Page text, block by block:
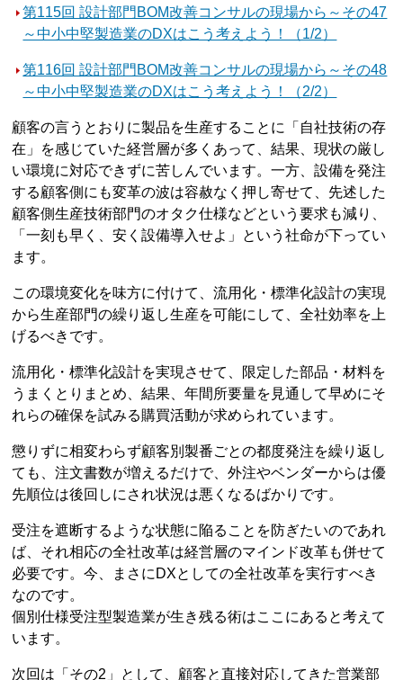
第115回 設計部門BOM改善コンサルの現場から～その47
～中小中堅製造業のDXはこう考えよう！（1/2）
第116回 設計部門BOM改善コンサルの現場から～その48
～中小中堅製造業のDXはこう考えよう！（2/2）
顧客の言うとおりに製品を生産することに「自社技術の存
在」を感じていた経営層が多くあって、結果、現状の厳し
い環境に対応できずに苦しんでいます。一方、設備を発注
する顧客側にも変革の波は容赦なく押し寄せて、先述した
顧客側生産技術部門のオタク仕様などという要求も減り、
「一刻も早く、安く設備導入せよ」という社命が下ってい
ます。
この環境変化を味方に付けて、流用化・標準化設計の実現
から生産部門の繰り返し生産を可能にして、全社効率を上
げるべきです。
流用化・標準化設計を実現させて、限定した部品・材料を
うまくとりまとめ、結果、年間所要量を見通して早めにそ
れらの確保を試みる購買活動が求められています。
懲りずに相変わらず顧客別製番ごとの都度発注を繰り返し
ても、注文書数が増えるだけで、外注やベンダーからは優
先順位は後回しにされ状況は悪くなるばかりです。
受注を遮断するような状態に陥ることを防ぎたいのであれ
ば、それ相応の全社改革は経営層のマインド改革も併せて
必要です。今、まさにDXとしての全社改革を実行すべき
なのです。
個別仕様受注型製造業が生き残る術はここにあると考えて
います。
次回は「その2」として、顧客と直接対応してきた営業部